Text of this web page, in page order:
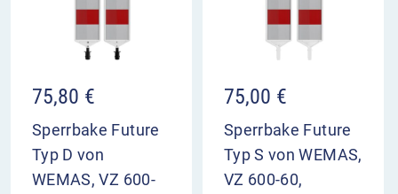
75,80 €
Sperrbake Future
Typ D von
WEMAS, VZ 600-
75,00 €
Sperrbake Future
Typ S von WEMAS,
VZ 600-60,